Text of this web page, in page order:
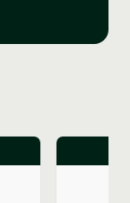
à la cuvée
la Vallée
un tiers
de la Côte
de 55 % de